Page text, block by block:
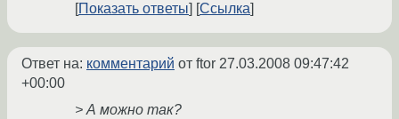
Показать ответы
Ссылка
Ответ на: комментарий от ftor 27.03.2008 09:47:42
+00:00
> А можно так?